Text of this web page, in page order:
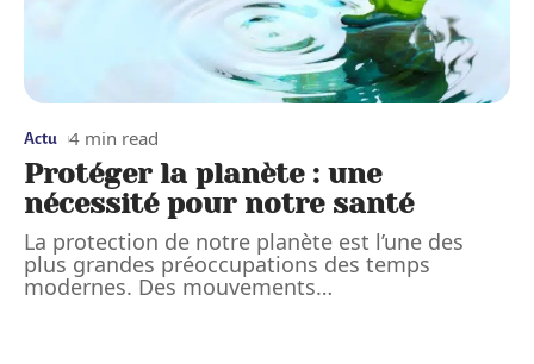
Actu 4 min read
Protéger la planète : une
nécessité pour notre santé
La protection de notre planète est l’une des
plus grandes préoccupations des temps
modernes. Des mouvements…